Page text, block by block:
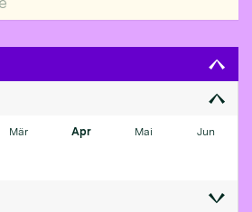
Mär Apr Mai Jun